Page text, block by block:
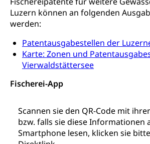
Luzern können an folgenden
werden:
Patentausgabestellen der
Karte: Zonen und
Vierwaldstättersee
Fischerei-App
Scannen sie den QR-Code mit
bzw. falls sie diese Informationen
Smartphone lesen, klicken sie
Schlichtungsstelle
Anlaufstelle Schutz vor
Schutz vor
Strafregister und Strafverfahren
Strafregistereintrag,
Kriminalität
Strafregisterauszug
Vormund, Amtsvormund, Mündel,
Jugendschutz
Kindes- und